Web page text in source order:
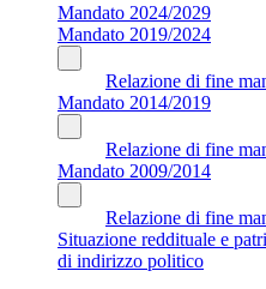
Mandato 2024/2029
Mandato 2019/2024
Relazione di fine
Mandato 2014/2019
Relazione di fine
Mandato 2009/2014
Relazione di fine
Situazione reddituale e
di indirizzo politico